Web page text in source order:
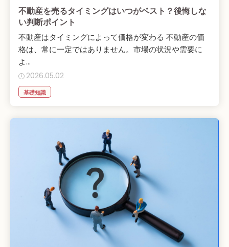
不動産を売るタイミングはいつがベスト？後悔しな
い判断ポイント
不動産はタイミングによって価格が変わる 不動産の価
格は、常に一定ではありません。市場の状況や需要に
よ...
2026.05.02
基礎知識